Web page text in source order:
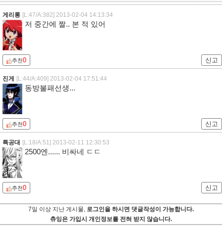
게리롱 [L:47/A:382] 2013-02-04 14:13:34
저 중간에 짤.. 본 적 있어
추천0 신고
진게 [L:44/A:409] 2013-02-04 17:51:44
동방불패선생...
추천0 신고
특공대 [L:18/A:51] 2013-02-11 12:30:53
2500엔...... 비싸네 ㄷㄷ
추천0 신고
7일 이상 지난 게시물, 로그인을 하시면 댓글작성이 가능합니다.
츄잉은 가입시 개인정보를 전혀 받지 않습니다.